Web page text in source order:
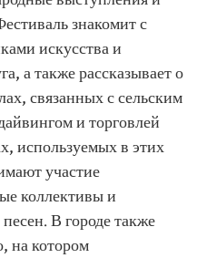
знакомит с
искусства и
а также рассказывает о
связанных с сельским
и торговлей
используемых в этих
участие
коллективы и
В городе также
на котором